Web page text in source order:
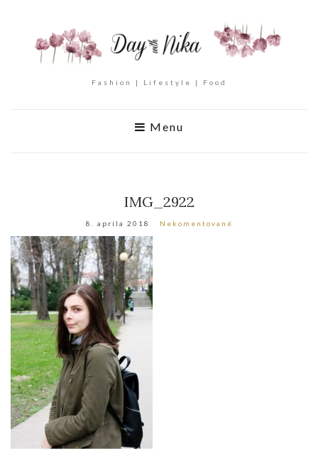
Fashion | Lifestyle | Food
Menu
IMG_2922
8. apríla 2018 Nekomentované